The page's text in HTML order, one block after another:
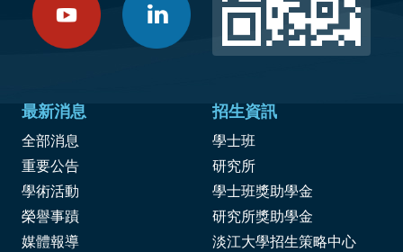
最新消息
全部消息
重要公告
學術活動
榮譽事蹟
媒體報導
招生資訊
學士班
研究所
學士班獎助學金
研究所獎助學金
淡江大學招生策略中心